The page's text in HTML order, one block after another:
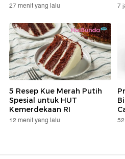
27 menit yang lalu 7
5 Resep Kue Merah Putih
Spesial untuk HUT
Kemerdekaan RI
12 menit yang lalu